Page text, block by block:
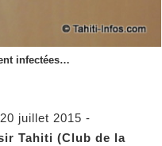
infectées…
juillet 2015 -
Tahiti (Club de la